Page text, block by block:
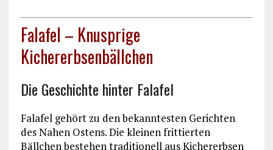
Falafel – Knusprige
Kichererbsenbällchen
Die Geschichte hinter Falafel
Falafel gehört zu den bekanntesten Gerichten
des Nahen Ostens. Die kleinen frittierten
Bällchen bestehen traditionell aus Kichererbsen